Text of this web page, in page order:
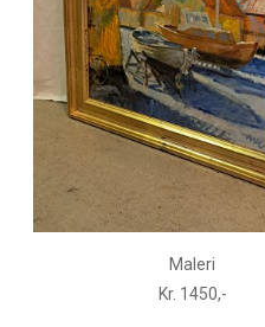
Maleri
Kr. 1450,-